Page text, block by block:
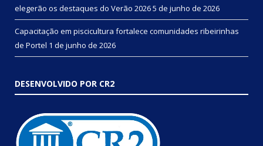
elegerão os destaques do Verão 20265 de junho de 2026
Capacitação em piscicultura fortalece comunidades ribeirinhas
de Portel 1 de junho de 2026
DESENVOLVIDO POR CR2